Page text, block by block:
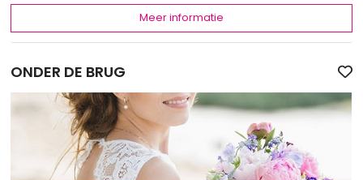
Meer informatie
ONDER DE BRUG